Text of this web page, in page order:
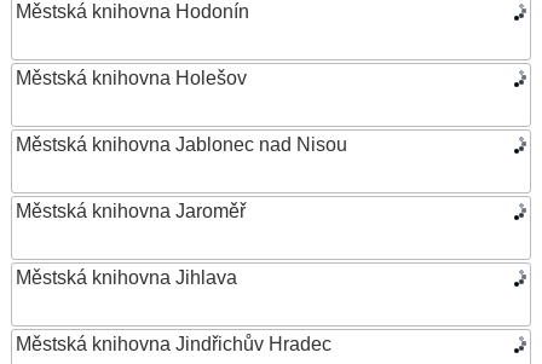
Městská knihovna Hodonín
Městská knihovna Holešov
Městská knihovna Jablonec nad Nisou
Městská knihovna Jaroměř
Městská knihovna Jihlava
Městská knihovna Jindřichův Hradec